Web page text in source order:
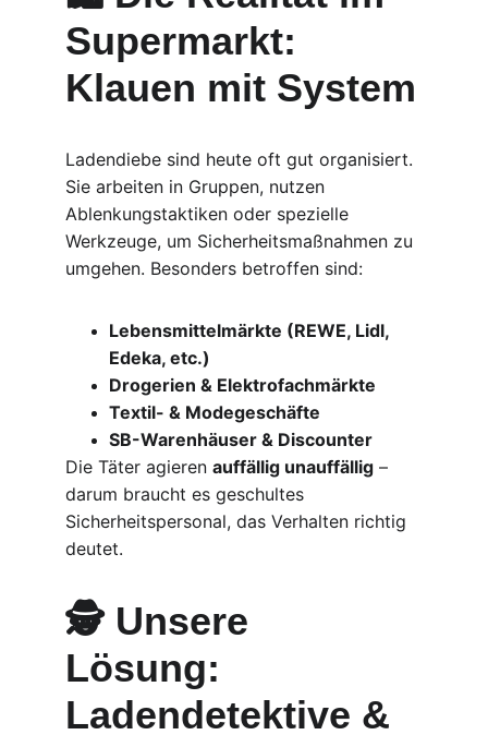
Supermarkt:
Klauen mit System
Ladendiebe sind heute oft gut organisiert.
Sie arbeiten in Gruppen, nutzen
Ablenkungstaktiken oder spezielle
Werkzeuge, um Sicherheitsmaßnahmen zu
umgehen. Besonders betroffen sind:
Lebensmittelmärkte (REWE, Lidl,
Edeka, etc.)
Drogerien & Elektrofachmärkte
Textil- & Modegeschäfte
SB-Warenhäuser & Discounter
Die Täter agieren auffällig unauffällig –
darum braucht es geschultes
Sicherheitspersonal, das Verhalten richtig
deutet.
🕵️ Unsere
Lösung:
Ladendetektive &